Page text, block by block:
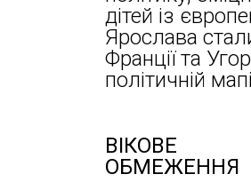
дітей із
Ярослава
Франції та
політичній
ВІКОВЕ
ОБМЕЖЕННЯ